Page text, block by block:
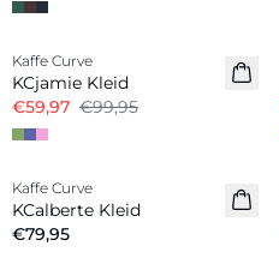
-40%
Kaffe Curve
KCjamie Kleid
€59,97 €99,95
Neuheiten
Kaffe Curve
KCalberte Kleid
€79,95